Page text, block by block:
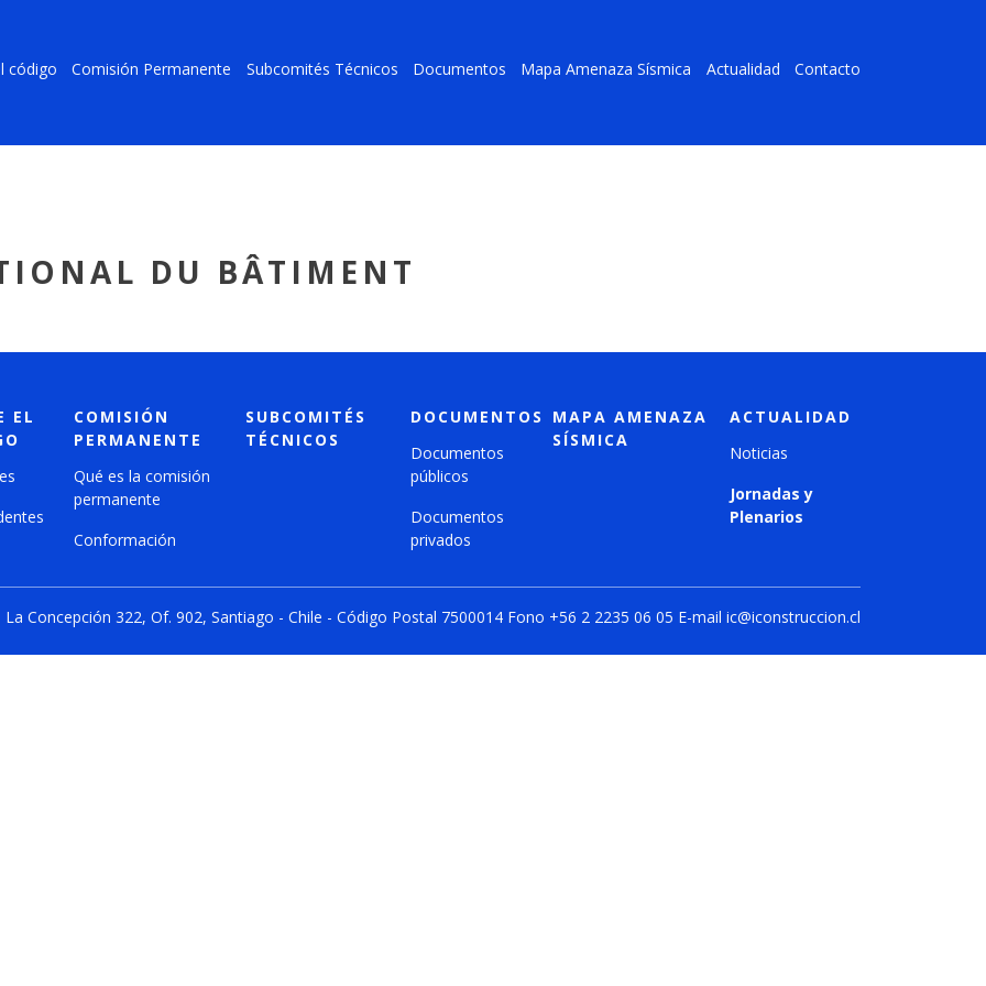
código Comisión Permanente Subcomités Técnicos Documentos Mapa Amenaza Sísmica Actualidad Contacto
DU BÂTIMENT
EL
COMISIÓN
PERMANENTE
Qué es la comisión
permanente
Conformación
SUBCOMITÉS
TÉCNICOS
DOCUMENTOS
Documentos
públicos
Documentos
privados
MAPA AMENAZA
SÍSMICA
ACTUALIDAD
Noticias
Jornadas y
Plenarios
La Concepción 322, Of. 902, Santiago - Chile - Código Postal 7500014 Fono +56 2 2235 06 05 E-mail ic@iconstruccion.cl